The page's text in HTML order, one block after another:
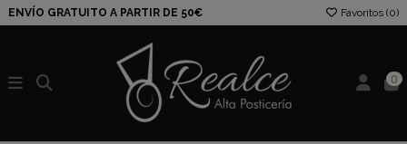
ENVÍO GRATUITO A PARTIR DE 50€ Favoritos (0)
0